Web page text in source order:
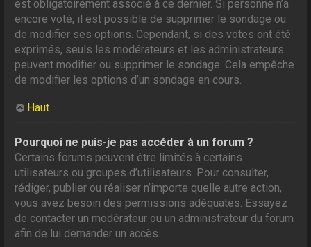
est obligatoirement associé à ce dernier. Si personne n’a
encore voté, il est possible de supprimer le sondage ou
de modifier ses options. Cependant, si des votes ont été
exprimés, seuls les modérateurs et les administrateurs
peuvent modifier ou supprimer le sondage. Cela empêche
de modifier les options d’un sondage en cours.
Haut
Pourquoi ne puis-je pas accéder à un forum ?
Certains forums peuvent être limités à certains
utilisateurs ou groupes d’utilisateurs. Pour consulter,
rédiger, publier ou réaliser n’importe quelle autre action,
vous avez besoin des permissions adéquates. Essayez
de contacter un modérateur ou un administrateur du forum
afin de lui demander un accès.